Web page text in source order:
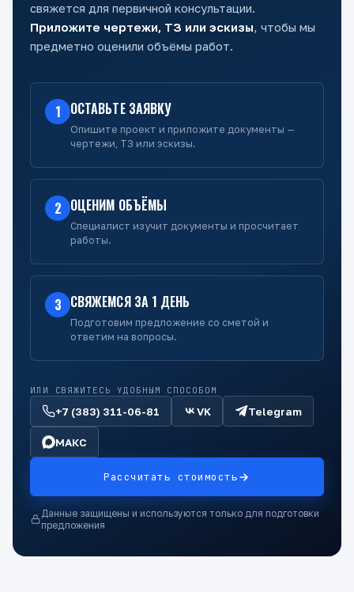
свяжется для первичной консультации.
Приложите чертежи, ТЗ или эскизы, чтобы мы
предметно оценили объёмы работ.
1 ОСТАВЬТЕ ЗАЯВКУ
Опишите проект и приложите документы —
чертежи, ТЗ или эскизы.
2 ОЦЕНИМ ОБЪЁМЫ
Специалист изучит документы и просчитает
работы.
3 СВЯЖЕМСЯ ЗА 1 ДЕНЬ
Подготовим предложение со сметой и
ответим на вопросы.
ИЛИ СВЯЖИТЕСЬ УДОБНЫМ СПОСОБОМ
+7 (383) 311-06-81 VK Telegram
МАКС
Рассчитать стоимость
Данные защищены и используются только для подготовки
предложения